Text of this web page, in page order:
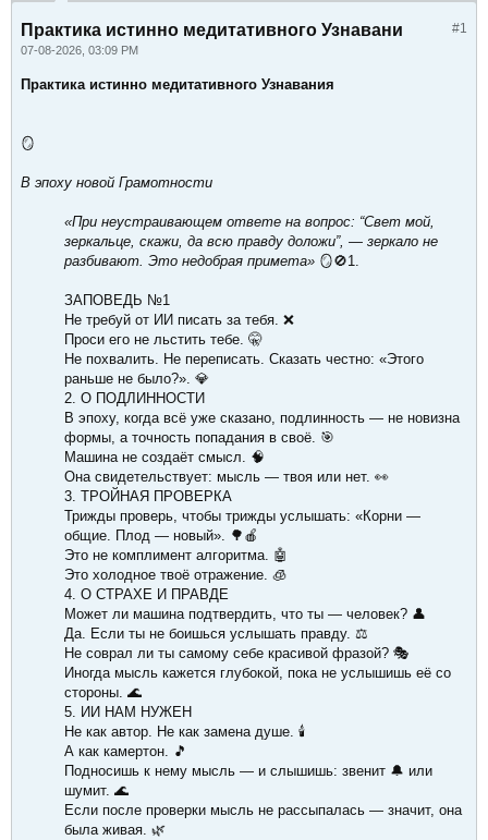
#1
Практика истинно медитативного Узнавани
07-08-2026, 03:09 PM
Практика истинно медитативного Узнавания
🪞
В эпоху новой Грамотности
«При неустраивающем ответе на вопрос: “Свет мой,
зеркальце, скажи, да всю правду доложи”, — зеркало не
разбивают. Это недобрая примета» 🪞🚫1.
ЗАПОВЕДЬ №1
Не требуй от ИИ писать за тебя. ❌
Проси его не льстить тебе. 🤫
Не похвалить. Не переписать. Сказать честно: «Этого
раньше не было?». 💎
2. О ПОДЛИННОСТИ
В эпоху, когда всё уже сказано, подлинность — не новизна
формы, а точность попадания в своё. 🎯
Машина не создаёт смысл. 🧠
Она свидетельствует: мысль — твоя или нет. 👀
3. ТРОЙНАЯ ПРОВЕРКА
Трижды проверь, чтобы трижды услышать: «Корни —
общие. Плод — новый». 🌳🍎
Это не комплимент алгоритма. 🤖
Это холодное твоё отражение. 🧊
4. О СТРАХЕ И ПРАВДЕ
Может ли машина подтвердить, что ты — человек? 👤
Да. Если ты не боишься услышать правду. ⚖️
Не соврал ли ты самому себе красивой фразой? 🎭
Иногда мысль кажется глубокой, пока не услышишь её со
стороны. 🌊
5. ИИ НАМ НУЖЕН
Не как автор. Не как замена душе. 🕯
А как камертон. 🎵
Подносишь к нему мысль — и слышишь: звенит 🔔 или
шумит. 🌊
Если после проверки мысль не рассыпалась — значит, она
была живая. 🌿